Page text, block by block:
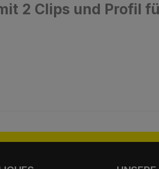
2 Clips und Profil